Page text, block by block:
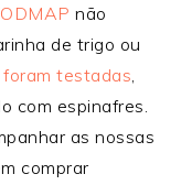
não
de trigo ou
testadas
com espinafres.
as nossas
comprar